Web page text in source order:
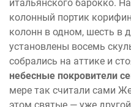
итальянского барокко.
колонный портик
колонн в одном, шесть в
установлены восемь
собрались на аттике и
небесные покровители
мере так считали сами